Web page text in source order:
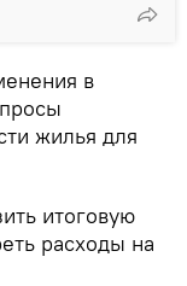
в
жилья для
итоговую
расходы на